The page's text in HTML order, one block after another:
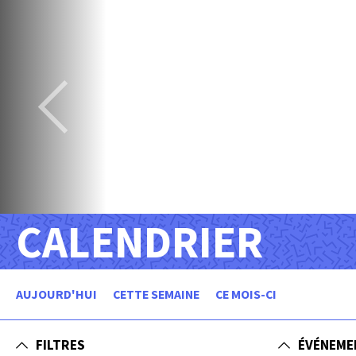
CALENDRIER
AUJOURD'HUI CETTE SEMAINE CE MOIS-CI
FILTRES